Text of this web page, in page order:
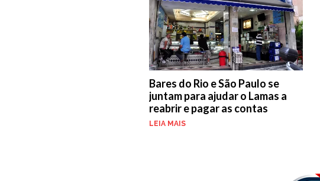
Bares do Rio e São Paulo se
juntam para ajudar o Lamas a
reabrir e pagar as contas
LEIA MAIS